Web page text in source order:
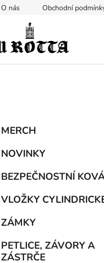
O nás Obchodní
MERCH
NOVINKY
BEZPEČNOSTNÍ
VLOŽKY
ZÁMKY
PETLICE, ZÁVORY A
ZÁSTRČE